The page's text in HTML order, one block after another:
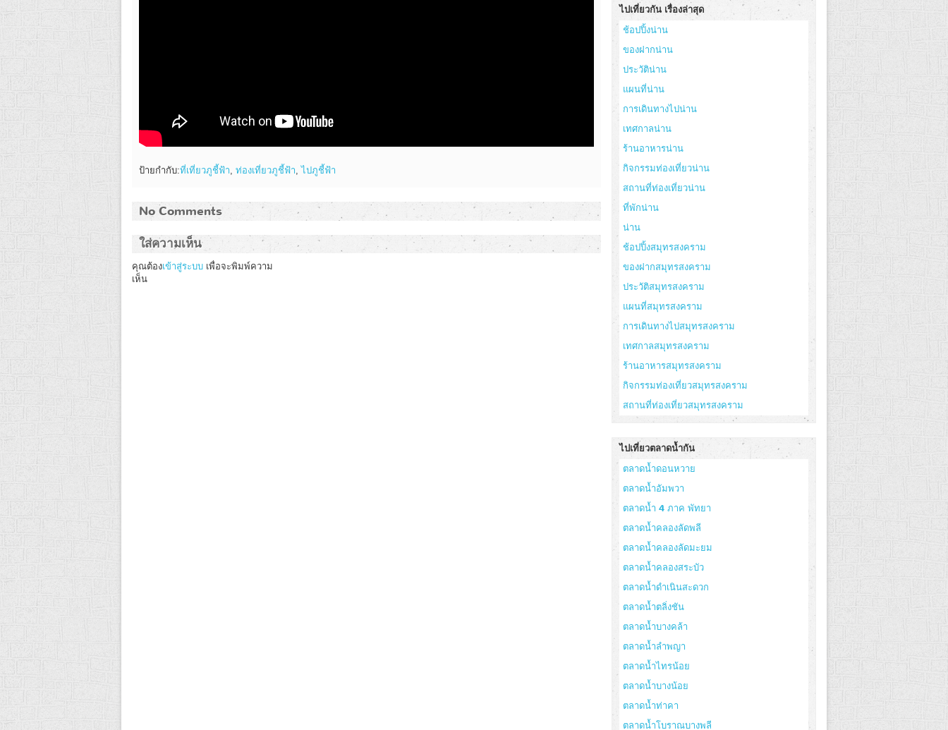
ป้ายกำกับ:ที่เที่ยวภูชี้ฟ้า, ท่องเที่ยวภูชี้ฟ้า,ไปภูชี้ฟ้า
No Comments
ใส่ความเห็น
คุณต้องเข้าสู่ระบบ เพื่อจะพิมพ์ความ
เห็น
ไปเที่ยวกัน เรื่องล่าสุด
ช้อปปิ้งน่าน
ของฝากน่าน
ประวัติน่าน
แผนที่น่าน
การเดินทางไปน่าน
เทศกาลน่าน
ร้านอาหารน่าน
กิจกรรมท่องเที่ยวน่าน
สถานที่ท่องเที่ยวน่าน
ที่พักน่าน
น่าน
ช้อปปิ้งสมุทรสงคราม
ของฝากสมุทรสงคราม
ประวัติสมุทรสงคราม
แผนที่สมุทรสงคราม
การเดินทางไปสมุทรสงคราม
เทศกาลสมุทรสงคราม
ร้านอาหารสมุทรสงคราม
กิจกรรมท่องเที่ยวสมุทรสงคราม
สถานที่ท่องเที่ยวสมุทรสงคราม
ไปเที่ยวตลาดน้ำกัน
ตลาดน้ำดอนหวาย
ตลาดน้ำอัมพวา
ตลาดน้ำ 4 ภาค พัทยา
ตลาดน้ำคลองลัดพลี
ตลาดน้ำคลองลัดมะยม
ตลาดน้ำคลองสระบัว
ตลาดน้ำดำเนินสะดวก
ตลาดน้ำตลิ่งชัน
ตลาดน้ำบางคล้า
ตลาดน้ำลำพญา
ตลาดน้ำไทรน้อย
ตลาดน้ำบางน้อย
ตลาดน้ำท่าคา
ตลาดน้ำโบราณบางพลี